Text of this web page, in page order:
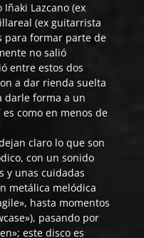
Lazcano (ex
(ex guitarrista
para formar parte de
no salió
entre estos dos
a dar rienda suelta
darle forma a un
como en menos de
claro lo que son
con un sonido
y unas cuidadas
metálica melódica
hasta momentos
pasando por
este disco es